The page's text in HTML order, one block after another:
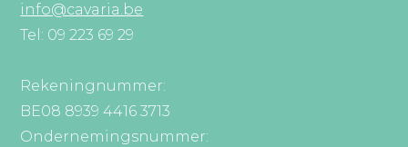
info@cavaria.be
Tel: 09 223 69 29
Rekeningnummer:
BE08 8939 4416 3713
Ondernemingsnummer: